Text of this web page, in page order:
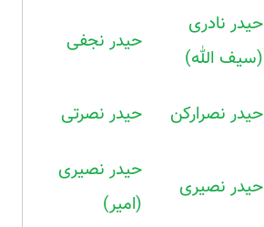
حیدر نادری
(سیف الله)
حیدر نجفی
حیدر نصرارکن حیدر نصرتی
حیدر نصیری
حیدر نصیری
(امیر)